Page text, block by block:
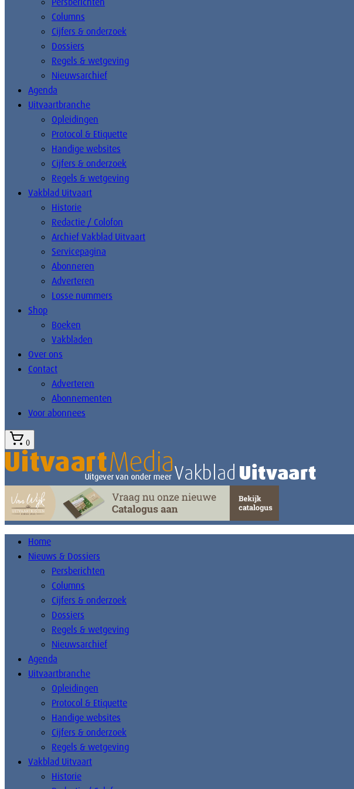
Columns
Cijfers & onderzoek
Dossiers
Regels & wetgeving
Nieuwsarchief
Agenda
Uitvaartbranche
Opleidingen
Protocol & Etiquette
Handige websites
Cijfers & onderzoek
Regels & wetgeving
Vakblad Uitvaart
Historie
Redactie / Colofon
Archief Vakblad Uitvaart
Servicepagina
Abonneren
Adverteren
Losse nummers
Shop
Boeken
Vakbladen
Over ons
Contact
Adverteren
Abonnementen
Voor abonnees
0
Home
Nieuws & Dossiers
Persberichten
Columns
Cijfers & onderzoek
Dossiers
Regels & wetgeving
Nieuwsarchief
Agenda
Uitvaartbranche
Opleidingen
Protocol & Etiquette
Handige websites
Cijfers & onderzoek
Regels & wetgeving
Vakblad Uitvaart
Historie